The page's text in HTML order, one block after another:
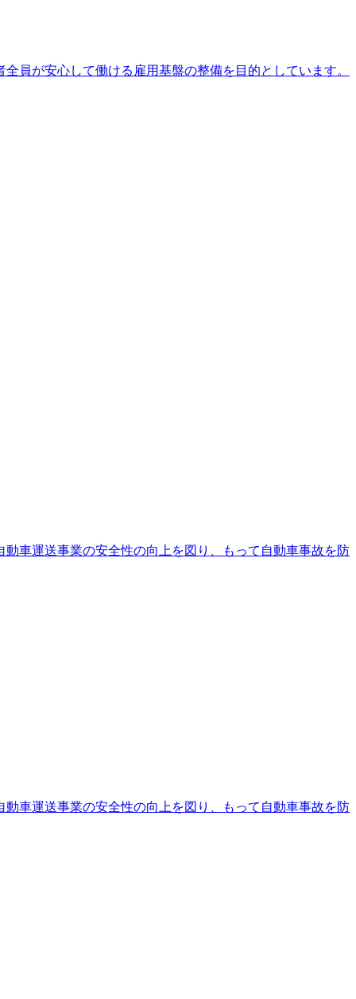
員が安心して働ける雇用基盤の整備を目的としています。
車運送事業の安全性の向上を図り、もって自動車事故を防
車運送事業の安全性の向上を図り、もって自動車事故を防